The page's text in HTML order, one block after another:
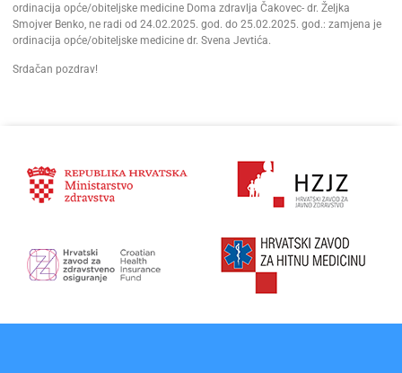
ordinacija opće/obiteljske medicine Doma zdravlja Čakovec- dr. Željka
Smojver Benko, ne radi od 24.02.2025. god. do 25.02.2025. god.: zamjena je
ordinacija opće/obiteljske medicine dr. Svena Jevtića.
Srdačan pozdrav!